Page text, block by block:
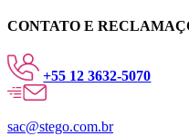
CONTATO E
+55 12 3632-5070
sac@stego.com.br